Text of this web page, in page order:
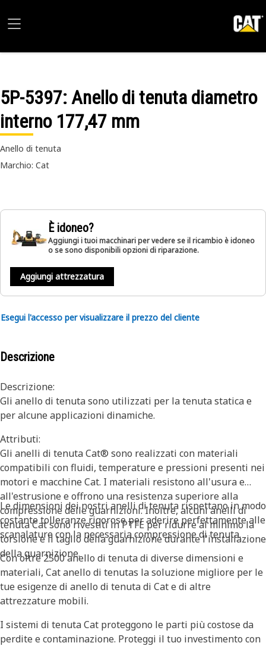
5P-5397: Anello di tenuta diametro
interno 177,47 mm
Anello di tenuta
Marchio: Cat
È idoneo?
Aggiungi i tuoi macchinari per vedere se il ricambio è idoneo
o se sono disponibili opzioni di riparazione.
Aggiungi attrezzatura
Esegui l'accesso per visualizzare il prezzo del cliente
Descrizione
Descrizione:
Gli anello di tenuta sono utilizzati per la tenuta statica e
per alcune applicazioni dinamiche.
Attributi:
Gli anelli di tenuta Cat® sono realizzati con materiali
compatibili con fluidi, temperature e pressioni presenti nei
motori e macchine Cat. I materiali resistono all'usura e
all'estrusione e offrono una resistenza superiore alla
compressione delle guarnizioni. Inoltre, alcuni anelli di
tenuta Cat sono rivestiti in PTFE per ridurre al minimo la
torsione e il taglio della guarnizione durante l'installazione
della guarnizione.
Le dimensioni dei nostri anelli di tenuta rispettano in modo
costante tolleranze rigorose per aderire perfettamente alle
scanalature con la necessaria compressione di tenuta.
Con oltre 2500 anello di tenuta di diverse dimensioni e
materiali, Cat anello di tenutas la soluzione migliore per le
tue esigenze di anello di tenuta di Cat e di altre
attrezzature mobili.
I sistemi di tenuta Cat proteggono le parti più costose da
perdite e contaminazione. Proteggi il tuo investimento con